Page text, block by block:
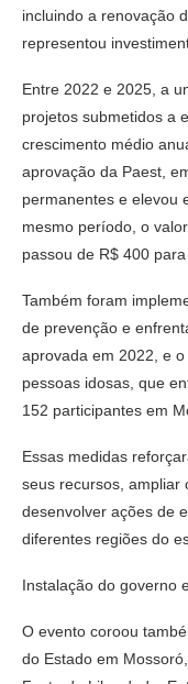
incluindo a renovação
representou
Entre 2022 e 2025, a
projetos submetidos a
crescimento médio
aprovação da Paest,
permanentes e elevou
mesmo período, o
passou de R$ 400 para
Também foram
de prevenção e
aprovada em 2022, e
pessoas idosas, que
152 participantes em
Essas medidas
seus recursos, ampliar
desenvolver ações de
diferentes regiões do
Instalação do governo
O evento coroou
do Estado em